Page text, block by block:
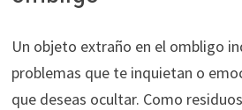
Un objeto extraño en el ombligo
problemas que te inquietan o
que deseas ocultar. Como